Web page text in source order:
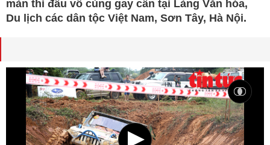
màn thi đấu vô cùng gay cấn tại Làng Văn hóa,
Du lịch các dân tộc Việt Nam, Sơn Tây, Hà Nội.